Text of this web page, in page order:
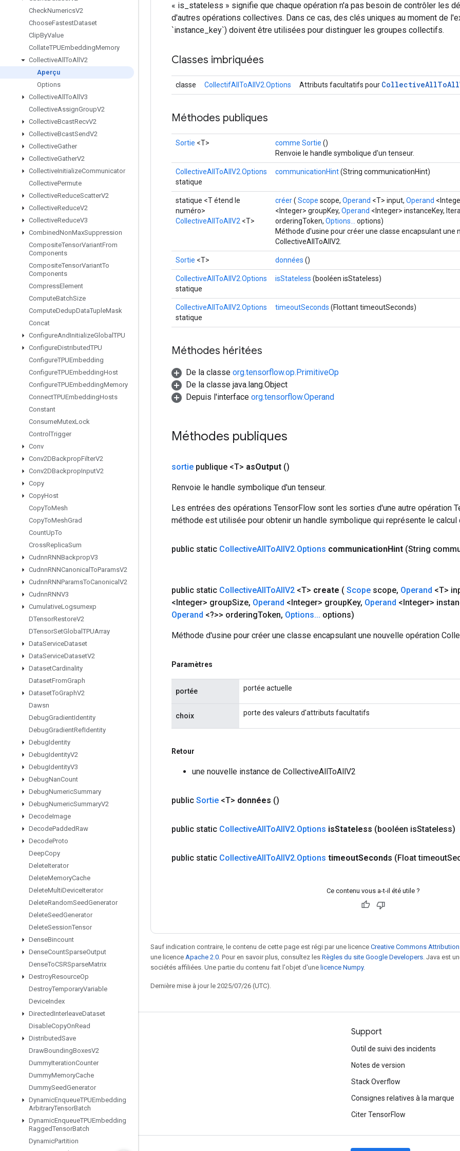
CheckNumericsV2
ChooseFastestDataset
ClipByValue
CollateTPUEmbeddingMemory
CollectiveAll ToAll V2
Aperçu
Options
CollectiveAll ToAll V3
CollectiveAssignGroupV2
CollectiveBcastRecvV2
CollectiveBcastSendV2
CollectiveGather
CollectiveGatherV2
CollectiveInitializeCommunicator
CollectivePermute
CollectiveReduceScatterV2
CollectiveReduceV2
CollectiveReduceV3
CombinedNonMaxSuppression
CompositeTensorVariantFrom
Components
CompositeTensorVariantTo
Components
CompressElement
ComputeBatchSize
ComputeDedupDataTupleMask
Concat
ConfigureAndInitializeGlobal TPU
ConfigureDistributedTPU
ConfigureTPUEmbedding
ConfigureTPUEmbeddingHost
ConfigureTPUEmbeddingMemory
ConnectTPUEmbeddingHosts
Constant
ConsumeMutexLock
Control Trigger
Conv
Conv2DBackpropFilterV2
Conv2DBackpropInputV2
Copy
CopyHost
CopyToMesh
CopyToMeshGrad
CountUpTo
CrossReplicaSum
CudnnRNNBackpropV3
CudnnRNNCanonical ToParamsV2
CudnnRNNParamsToCanonical V2
CudnnRNNV3
CumulativeLogsumexp
DTensorRestoreV2
DTensorSetGlobal TPUArray
DataServiceDataset
DataServiceDatasetV2
DatasetCardinality
DatasetFromGraph
DatasetToGraphV2
Dawsn
DebugGradientIdentity
DebugGradientRefIdentity
DebugIdentity
DebugIdentityV2
DebugIdentityV3
DebugNanCount
DebugNumericSummary
DebugNumericSummaryV2
DecodeImage
DecodePaddedRaw
DecodeProto
DeepCopy
DeleteIterator
DeleteMemoryCache
DeleteMultiDeviceIterator
DeleteRandomSeedGenerator
DeleteSeedGenerator
DeleteSessionTensor
DenseBincount
DenseCountSparseOutput
DenseToCSRSparseMatrix
DestroyResourceOp
DestroyTemporaryVariable
DeviceIndex
DirectedInterleaveDataset
DisableCopyOnRead
DistributedSave
DrawBoundingBoxesV2
DummyIterationCounter
DummyMemoryCache
DummySeedGenerator
DynamicEnqueueTPUEmbedding
ArbitraryTensorBatch
DynamicEnqueueTPUEmbedding
RaggedTensorBatch
DynamicPartition
« is_stateless » signifie que chaque opération n'a pas besoin de contrôler les
d'autres opérations collectives. Dans ce cas, des clés uniques au moment de
`instance_key`) doivent être utilisées pour distinguer les groupes collectifs.
Classes imbriquées
classe CollectifAllToAllV2.Options Attributs facultatifs pour CollectiveAllToAll
Méthodes publiques
Sortie <T> comme Sortie ()
Renvoie le handle symbolique d'un tenseur.
CollectiveAllToAllV2.Options
statique
communicationHint(String communicationHint)
statique <T étend le
numéro>
CollectiveAllToAllV2 <T>
créer( Scope scope, Operand <T> input, Operand
<Integer> groupKey, Operand <Integer> instanceKey,
orderingToken, Options...
options)
Méthode d'usine pour créer une classe encapsulant une
CollectiveAllToAllV2.
Sortie <T> données ()
CollectiveAllToAllV2.Options
statique
isStateless (booléen isStateless)
CollectiveAllToAllV2.Options
statique
timeoutSeconds (Flottant timeoutSeconds)
Méthodes héritées
De la classe org.tensorflow.op.PrimitiveOp
De la classe java.lang.Object
Depuis l'interface org.tensorflow.Operand
Méthodes publiques
sortie publique <T> asOutput ()
Renvoie le handle symbolique d'un tenseur.
Les entrées des opérations TensorFlow sont les sorties d'une autre opération
méthode est utilisée pour obtenir un handle symbolique qui représente le calcul
public static CollectiveAllToAllV2.Options communicationHint (String
public static CollectiveAllToAllV2 <T> create ( Scope scope, Operand <T>
<Integer> groupSize, Operand <Integer> groupKey, Operand <Integer>
Operand <?>> orderingToken, Options... options)
Méthode d'usine pour créer une classe encapsulant une nouvelle opération
Paramètres
portée portée actuelle
choix porte des valeurs d'attributs facultatifs
Retour
une nouvelle instance de CollectiveAllToAllV2
public Sortie <T> données ()
public static CollectiveAllToAllV2.Options isStateless (booléen isStateless)
public static CollectiveAllToAllV2.Options timeoutSeconds (Float timeout
Ce contenu vous a-t-il été utile ?
Sauf indication contraire, le contenu de cette page est régi par une licence Creative Commons
une licence Apache 2.0 . Pour en savoir plus, consultez les Règles du site Google Developers . Java est
sociétés affiliées. Une partie du contenu fait l'objet d'une licence Numpy.
Dernière mise à jour le 2025/07/26 (UTC).
Rester connecté
Forum
Twitter
Support
Outil de suivi des incidents
Notes de version
Stack Overflow
Consignes relatives à la marque
Citer TensorFlow